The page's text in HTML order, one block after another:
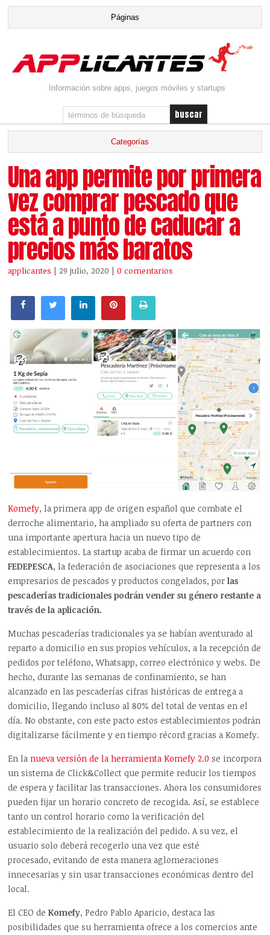
Información sobre apps, juegos móviles y startups
Una app permite por primera
vez comprar pescado que
está a punto de caducar a
precios más baratos
applicantes | 29 julio, 2020 |0 comentarios
Komefy, la primera app de origen español que combate el
derroche alimentario, ha ampliado su oferta de partners con
una importante apertura hacia un nuevo tipo de
establecimientos. La startup acaba de firmar un acuerdo con
FEDEPESCA, la federación de asociaciones que representa a los
empresarios de pescados y productos congelados, porlas
pescaderías tradicionales podrán vender su género restante a
través de la aplicación.
Muchas pescaderías tradicionales ya se habían aventurado al
reparto a domicilio en sus propios vehículos, a la recepción de
pedidos por teléfono, Whatsapp, correo electrónico y webs. De
hecho, durante las semanas de confinamiento, se han
alcanzado en las pescaderías cifras históricas de entrega a
domicilio, llegando incluso al 80% del total de ventas en el
día. No obstante, con este pacto estos establecimientos podrán
digitalizarse fácilmente y en tiempo récord gracias a Komefy.
En lanueva versión de la herramienta Komefy 2.0 se incorpora
un sistema de Click&Collect que permite reducir los tiempos
de espera y facilitar las transacciones. Ahora los consumidores
pueden fijar un horario concreto de recogida. Así, se establece
tanto un control horario como la verificación del
establecimiento de la realización del pedido. A su vez, el
usuario solo deberá recogerlo una vez que esté
procesado, evitando de esta manera aglomeraciones
innecesarias y sin usar transacciones económicas dentro del
local.
El CEO deKomefy, Pedro Pablo Aparicio, destaca las
posibilidades que su herramienta ofrece a los comercios ante